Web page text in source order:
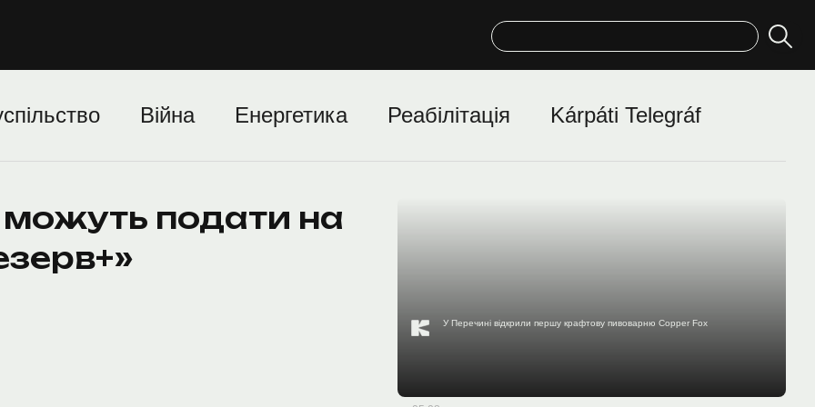
Пошук
Війна Енергетика Реабілітація Kárpáti Telegráf
можуть подати на
У Перечині відкрили першу крафтову пивоварню Copper Fox